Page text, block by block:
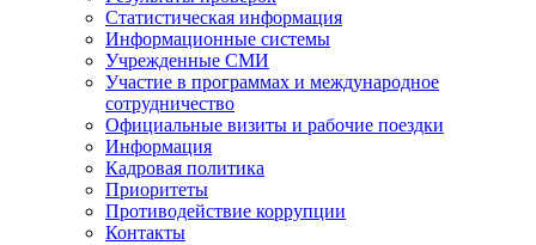
Статистическая информация
Информационные системы
Учрежденные СМИ
Участие в программах и международное
сотрудничество
Официальные визиты и рабочие поездки
Информация
Кадровая политика
Приоритеты
Противодействие коррупции
Контакты